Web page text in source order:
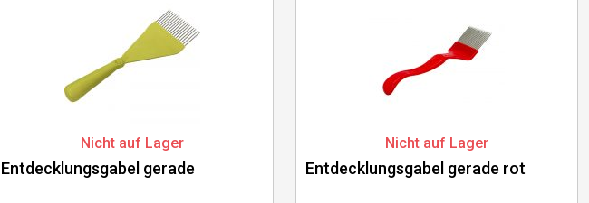
Nicht auf Lager
Entdecklungsgabel gerade
Nicht auf Lager
Entdecklungsgabel gerade rot